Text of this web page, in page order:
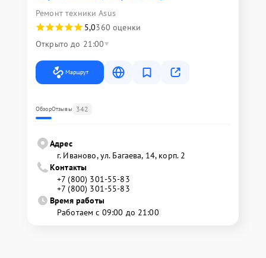
Ремонт техники Asus
5,0360 оценки
Открыто до 21:00
Маршрут
ОбзорОтзывы 342
Адрес
г. Иваново, ул. Багаева, 14, корп. 2
Контакты
+7 (800) 301-55-83
+7 (800) 301-55-83
Время работы
Работаем с 09:00 до 21:00